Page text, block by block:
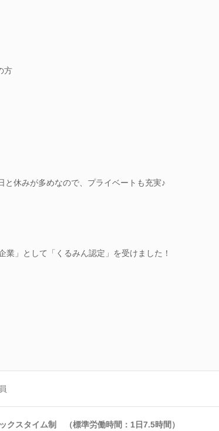
方
休みが多めなので、プライベートも充実♪
」として「くるみん認定」を受けました！
クスタイム制 （標準労働時間：1日7.5時間）